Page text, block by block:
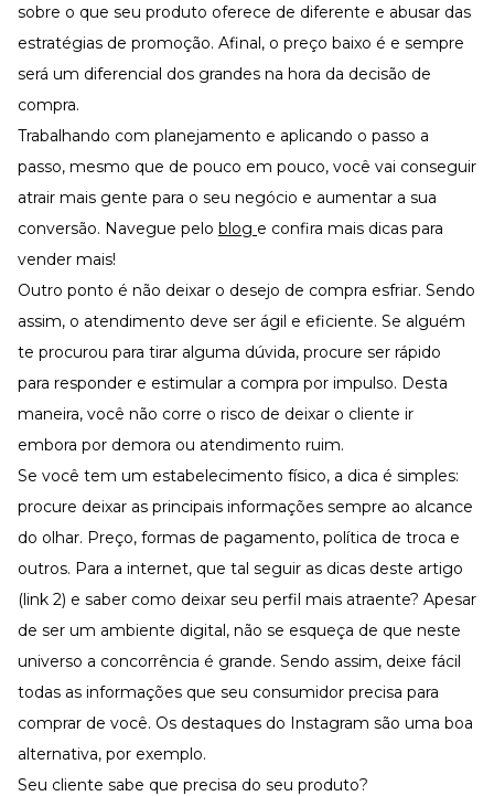
sobre o que seu produto oferece de diferente e abusar das
estratégias de promoção. Afinal, o preço baixo é e sempre
será um diferencial dos grandes na hora da decisão de
compra.
Trabalhando com planejamento e aplicando o passo a
passo, mesmo que de pouco em pouco, você vai conseguir
atrair mais gente para o seu negócio e aumentar a sua
conversão. Navegue pelo blog e confira mais dicas para
vender mais!
Outro ponto é não deixar o desejo de compra esfriar. Sendo
assim, o atendimento deve ser ágil e eficiente. Se alguém
te procurou para tirar alguma dúvida, procure ser rápido
para responder e estimular a compra por impulso. Desta
maneira, você não corre o risco de deixar o cliente ir
embora por demora ou atendimento ruim.
Se você tem um estabelecimento físico, a dica é simples:
procure deixar as principais informações sempre ao alcance
do olhar. Preço, formas de pagamento, política de troca e
outros. Para a internet, que tal seguir as dicas deste artigo
(link 2) e saber como deixar seu perfil mais atraente? Apesar
de ser um ambiente digital, não se esqueça de que neste
universo a concorrência é grande. Sendo assim, deixe fácil
todas as informações que seu consumidor precisa para
comprar de você. Os destaques do Instagram são uma boa
alternativa, por exemplo.
Seu cliente sabe que precisa do seu produto?